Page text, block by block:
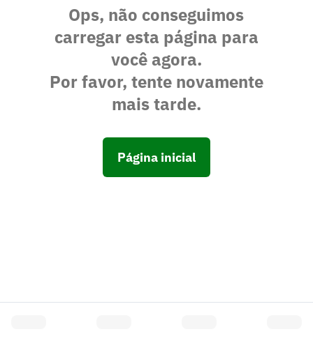
Ops, não conseguimos
carregar esta página para
você agora.
Por favor, tente novamente
mais tarde.
Página inicial